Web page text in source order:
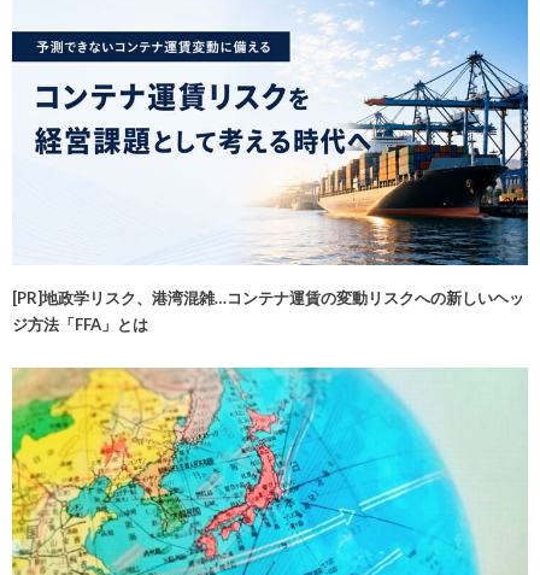
[PR]地政学リスク、港湾混雑…コンテナ運賃の変動リスクへの新しいヘッ
ジ方法「FFA」とは